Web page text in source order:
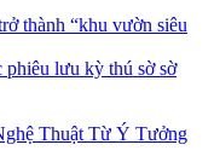
thành “khu vườn siêu
phiêu lưu kỳ thú sờ sờ
Thuật Từ Ý Tưởng